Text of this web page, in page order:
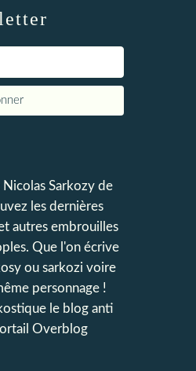
Sarkozy de
les dernières
autres embrouilles
Que l'on écrive
ou sarkozi voire
personnage !
le blog anti
Overblog